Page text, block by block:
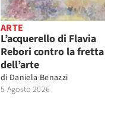
ARTE
L’acquerello di Flavia
Rebori contro la fretta
dell’arte
di Daniela Benazzi
5 Agosto 2026